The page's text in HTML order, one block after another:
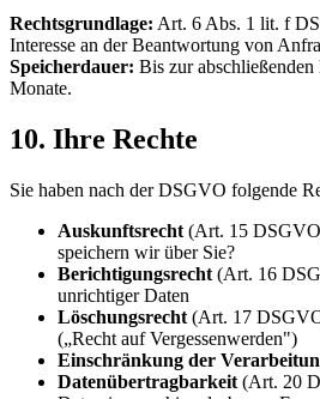
Rechtsgrundlage: Art. 6 Abs. 1 lit. f
Interesse an der Beantwortung von
Speicherdauer: Bis zur
Monate.
10. Ihre Rechte
Sie haben nach der DSGVO folgende
Auskunftsrecht (Art. 15
speichern wir über Sie?
Berichtigungsrecht (Art. 16
unrichtiger Daten
Löschungsrecht (Art. 17
(„Recht auf Vergessenwerden")
Einschränkung der
Datenübertragbarkeit (Art. 20